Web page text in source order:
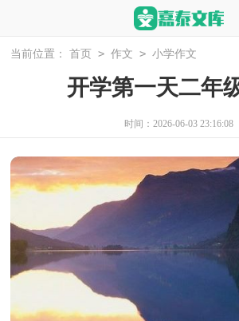
当前位置： 首页 > 作文 > 小学作文
开学第一天二年
时间：2026-06-03 23:16:08